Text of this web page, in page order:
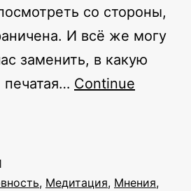
со стороны,
И всё же могу
заменить, в какую
печатая… Continue
, Медитация, Мнения,